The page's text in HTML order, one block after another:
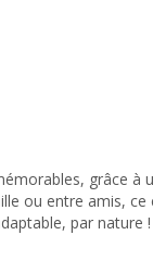
grâce à
ou entre amis, ce
par nature !